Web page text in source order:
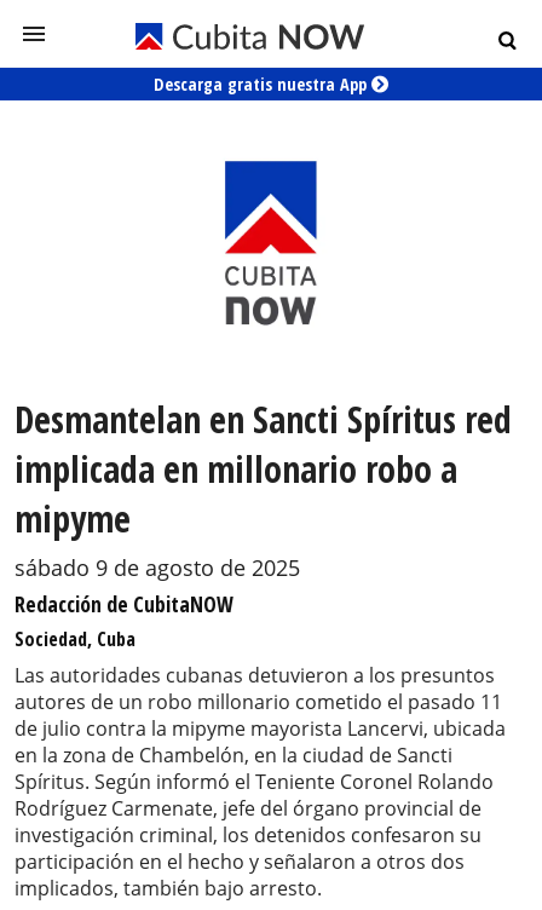
Descarga gratis nuestra App
Desmantelan en Sancti Spíritus red
implicada en millonario robo a
mipyme
sábado 9 de agosto de 2025
Redacción de CubitaNOW
Sociedad, Cuba
Las autoridades cubanas detuvieron a los presuntos
autores de un robo millonario cometido el pasado 11
de julio contra la mipyme mayorista Lancervi, ubicada
en la zona de Chambelón, en la ciudad de Sancti
Spíritus. Según informó el Teniente Coronel Rolando
Rodríguez Carmenate, jefe del órgano provincial de
investigación criminal, los detenidos confesaron su
participación en el hecho y señalaron a otros dos
implicados, también bajo arresto.